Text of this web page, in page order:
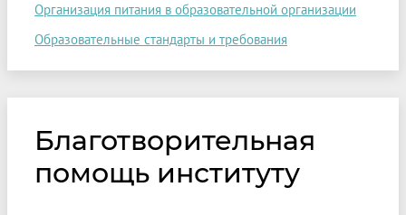
Организация питания в образовательной организации
Образовательные стандарты и требования
Благотворительная
помощь институту